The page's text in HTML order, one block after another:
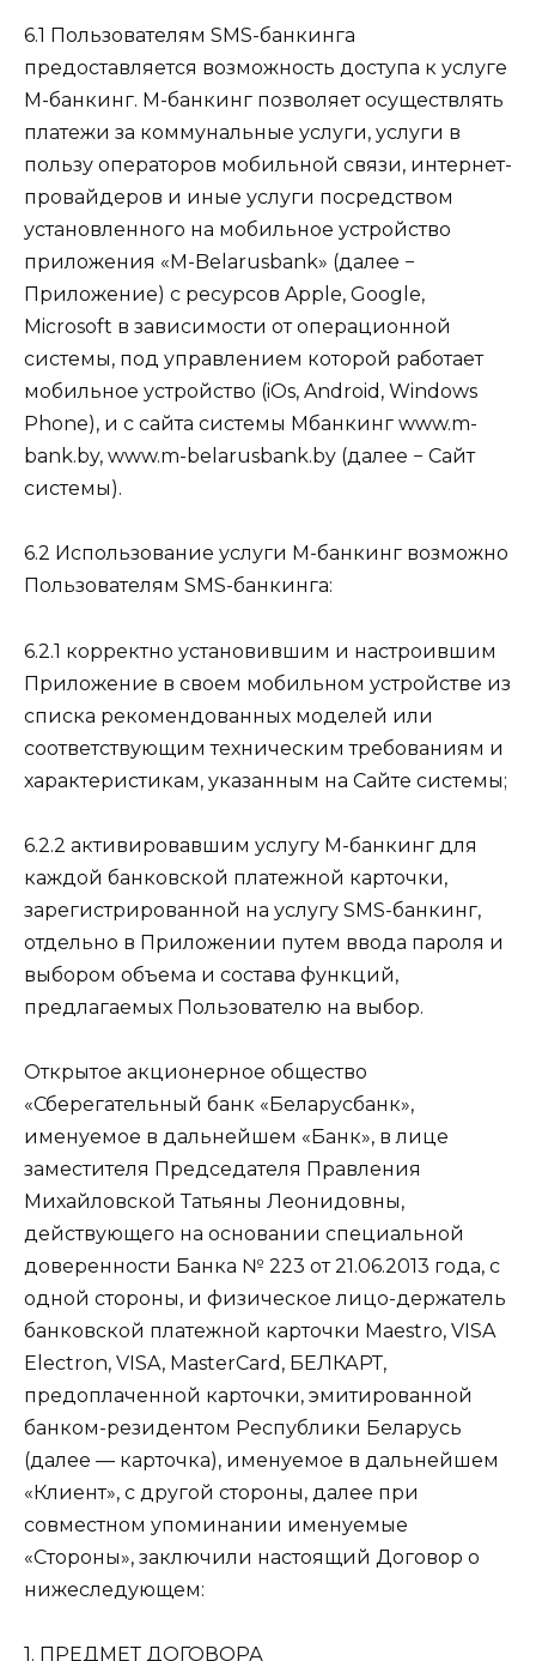
6.1 Пользователям SMS-банкинга
предоставляется возможность доступа к услуге
М-банкинг. М-банкинг позволяет осуществлять
платежи за коммунальные услуги, услуги в
пользу операторов мобильной связи, интернет-
провайдеров и иные услуги посредством
установленного на мобильное устройство
приложения «M-Belarusbank» (далее −
Приложение) с ресурсов Apple, Google,
Microsoft в зависимости от операционной
системы, под управлением которой работает
мобильное устройство (iOs, Android, Windows
Phone), и с сайта системы М­банкинг www.m-
bank.by, www.m-belarusbank.by (далее − Сайт
системы).
6.2 Использование услуги М-банкинг возможно
Пользователям SMS-банкинга:
6.2.1 корректно установившим и настроившим
Приложение в своем мобильном устройстве из
списка рекомендованных моделей или
соответствующим техническим требованиям и
характеристикам, указанным на Сайте системы;
6.2.2 активировавшим услугу М-банкинг для
каждой банковской платежной карточки,
зарегистрированной на услугу SMS-банкинг,
отдельно в Приложении путем ввода пароля и
выбором объема и состава функций,
предлагаемых Пользователю на выбор.
Открытое акционерное общество
«Сберегательный банк «Беларусбанк»,
именуемое в дальнейшем «Банк», в лице
заместителя Председателя Правления
Михайловской Татьяны Леонидовны,
действующего на основании специальной
доверенности Банка № 223 от 21.06.2013 года, с
одной стороны, и физическое лицо-держатель
банковской платежной карточки Maestro, VISA
Electron, VISA, MasterCard, БЕЛКАРТ,
предоплаченной карточки, эмитированной
банком-резидентом Республики Беларусь
(далее — карточка), именуемое в дальнейшем
«Клиент», с другой стороны, далее при
совместном упоминании именуемые
«Стороны», заключили настоящий Договор о
нижеследующем:
1. ПРЕДМЕТ ДОГОВОРА